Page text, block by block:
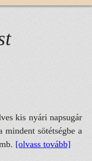
kis nyári napsugár
mindent sötétségbe a
[olvass tovább]